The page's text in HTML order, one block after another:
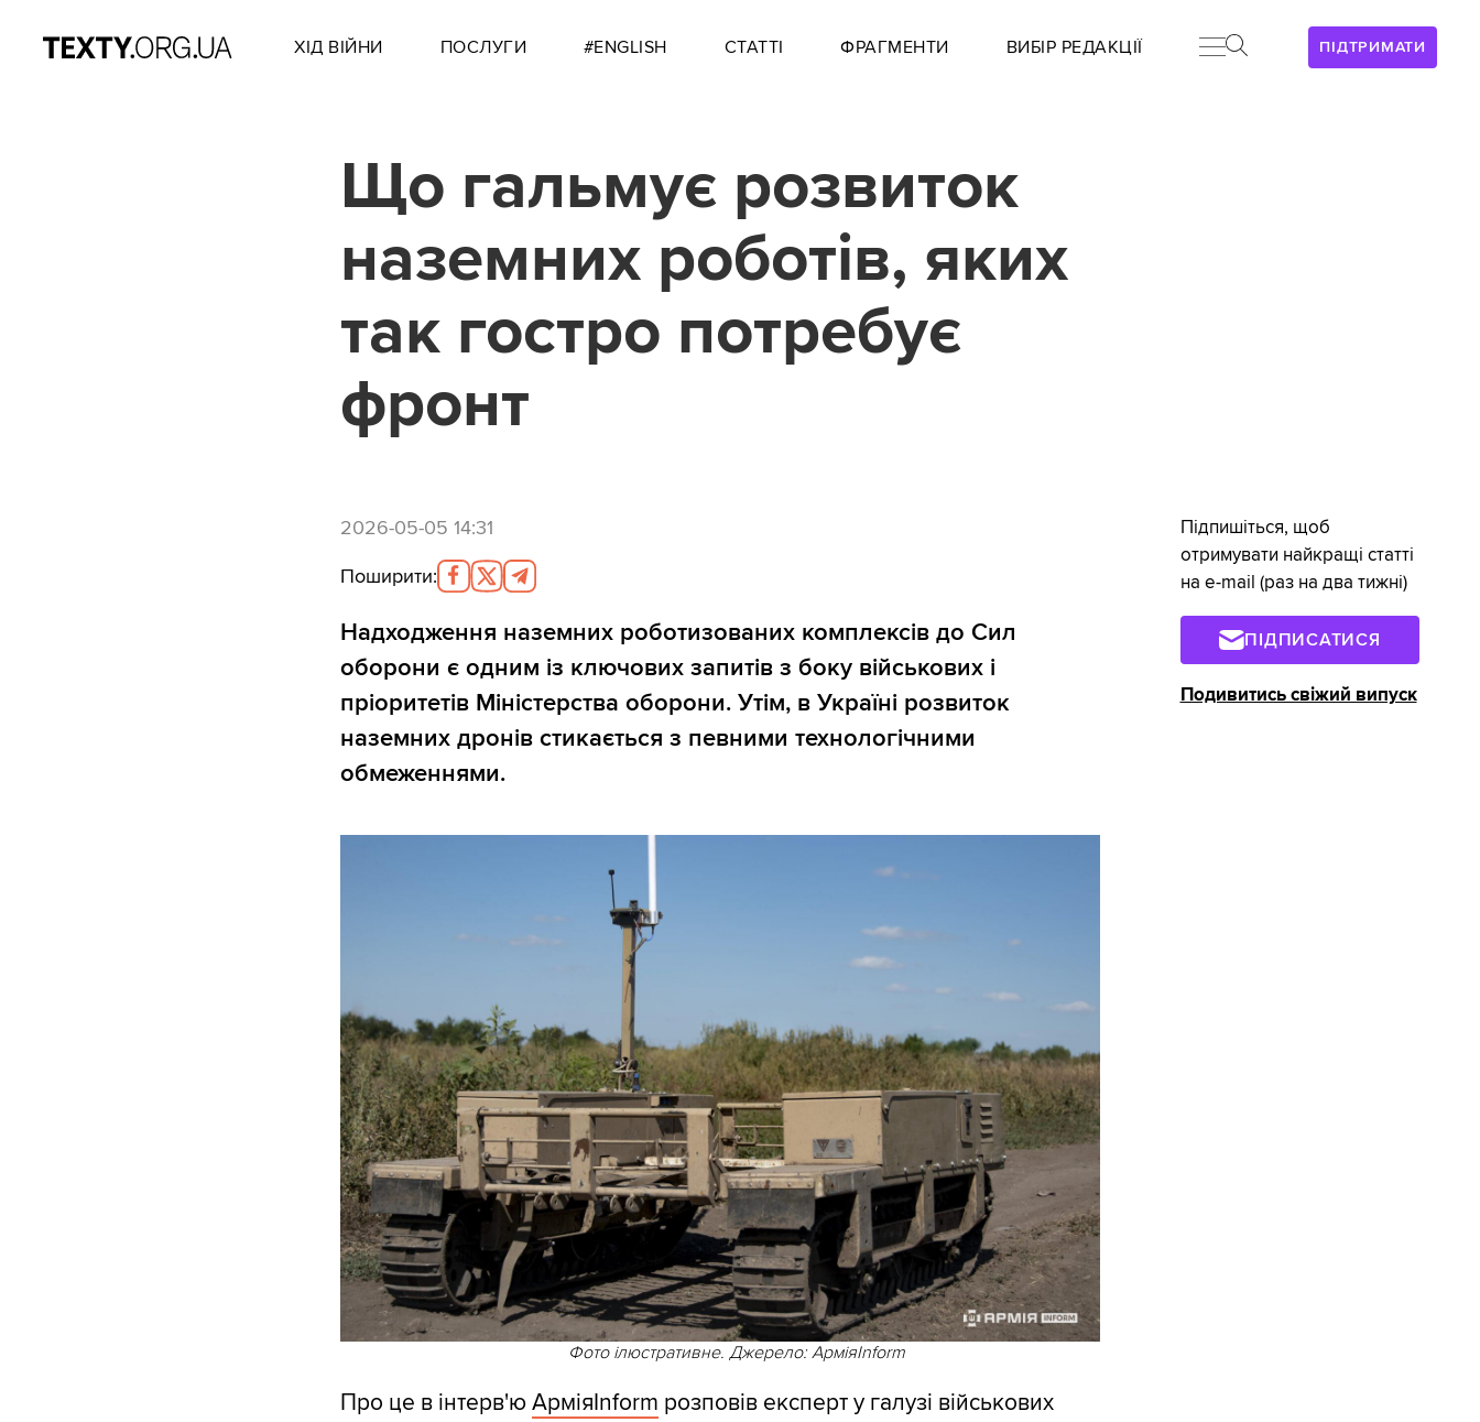
ПІДТРИМАТИ
ХІД ВІЙНИ ПОСЛУГИ #ENGLISH СТАТТІ ФРАГМЕНТИ ВИБІР РЕДАКЦІЇ
Що гальмує розвиток
наземних роботів, яких
так гостро потребує
фронт
2026-05-05 14:31
Поширити:
Надходження наземних роботизованих комплексів до Сил
оборони є одним із ключових запитів з боку військових і
пріоритетів Міністерства оборони. Утім, в Україні розвиток
наземних дронів стикається з певними технологічними
обмеженнями.
Фото ілюстративне. Джерело: АрміяInform
Про це в інтерв'ю АрміяInform розповів експерт у галузі військових
Підпишіться, щоб
отримувати найкращі статті
на e-mail (раз на два тижні)
ПІДПИСАТИСЯ
Подивитись свіжий випуск